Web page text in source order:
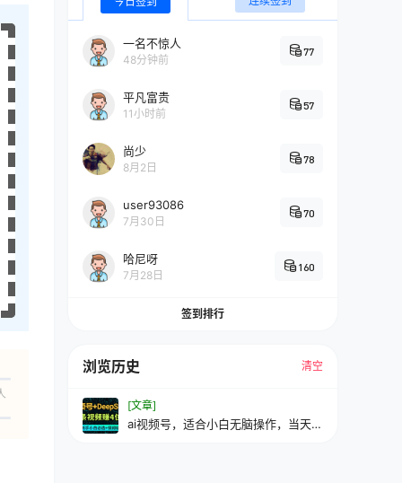
一名不惊人
48分钟前
77
平凡富贵
11小时前
57
尚少
8月2日
78
user93086
7月30日
70
哈尼呀
7月28日
160
签到排行
浏览历史 清空
[文章]
ai视频号，适合小白无脑操作，当天见